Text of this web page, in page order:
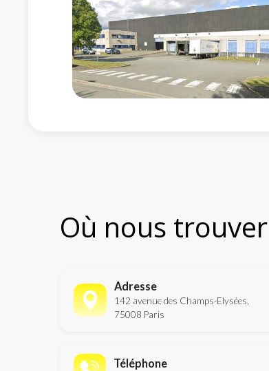
Où nous
Adresse
142 avenue des Champs-Elysées,
75008 Paris
Téléphone